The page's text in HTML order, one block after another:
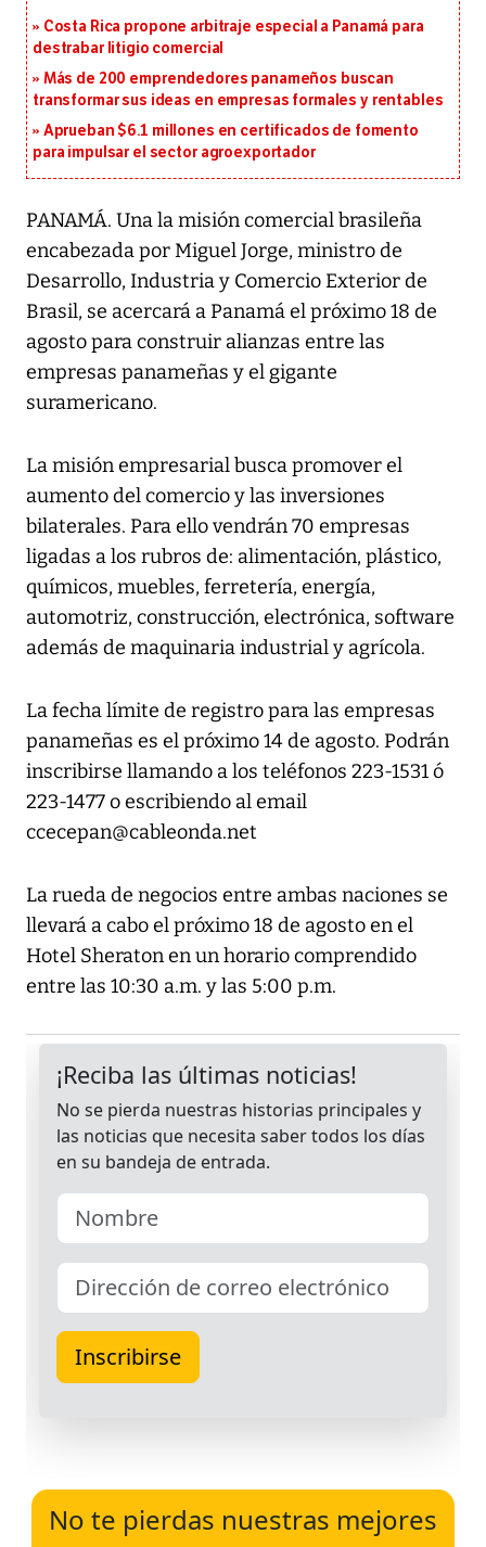
Costa Rica propone arbitraje especial a Panamá para
destrabar litigio comercial
Más de 200 emprendedores panameños buscan
transformar sus ideas en empresas formales y rentables
Aprueban $6.1 millones en certificados de fomento
para impulsar el sector agroexportador
PANAMÁ. Una la misión comercial brasileña
encabezada por Miguel Jorge, ministro de
Desarrollo, Industria y Comercio Exterior de
Brasil, se acercará a Panamá el próximo 18 de
agosto para construir alianzas entre las
empresas panameñas y el gigante
suramericano.
La misión empresarial busca promover el
aumento del comercio y las inversiones
bilaterales. Para ello vendrán 70 empresas
ligadas a los rubros de: alimentación, plástico,
químicos, muebles, ferretería, energía,
automotriz, construcción, electrónica, software
además de maquinaria industrial y agrícola.
La fecha límite de registro para las empresas
panameñas es el próximo 14 de agosto. Podrán
inscribirse llamando a los teléfonos 223-1531 ó
223-1477 o escribiendo al email
ccecepan@cableonda.net
La rueda de negocios entre ambas naciones se
llevará a cabo el próximo 18 de agosto en el
Hotel Sheraton en un horario comprendido
entre las 10:30 a.m. y las 5:00 p.m.
No te pierdas nuestras mejores